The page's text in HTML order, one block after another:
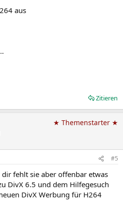
aus
Zitieren
★ Themenstarter ★
#5
fehlt sie aber offenbar etwas
DivX 6.5 und dem Hilfegesuch
DivX Werbung für H264